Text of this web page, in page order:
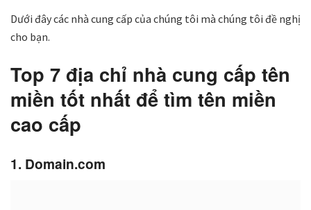
Dưới đây các nhà cung cấp của chúng tôi mà chúng tôi đề nghị
cho bạn.
Top 7 địa chỉ nhà cung cấp tên
miền tốt nhất để tìm tên miền
cao cấp
1. Domain.com